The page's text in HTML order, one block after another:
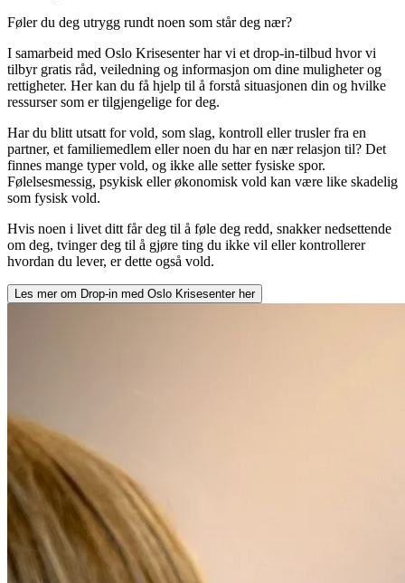
Føler du deg utrygg rundt noen som står deg nær?
I samarbeid med Oslo Krisesenter har vi et drop-in-tilbud hvor vi
tilbyr gratis råd, veiledning og informasjon om dine muligheter og
rettigheter. Her kan du få hjelp til å forstå situasjonen din og hvilke
ressurser som er tilgjengelige for deg.
Har du blitt utsatt for vold, som slag, kontroll eller trusler fra en
partner, et familiemedlem eller noen du har en nær relasjon til? Det
finnes mange typer vold, og ikke alle setter fysiske spor.
Følelsesmessig, psykisk eller økonomisk vold kan være like skadelig
som fysisk vold.
Hvis noen i livet ditt får deg til å føle deg redd, snakker nedsettende
om deg, tvinger deg til å gjøre ting du ikke vil eller kontrollerer
hvordan du lever, er dette også vold.
Les mer om Drop-in med Oslo Krisesenterher